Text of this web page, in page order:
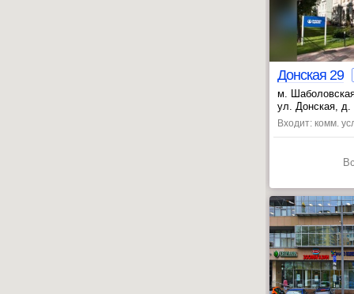
Донская 29
м.
ул. Донская, д.
Входит: комм.